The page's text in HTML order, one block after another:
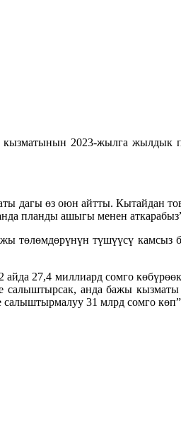
2023-жылга жылдык
дагы өз оюн айтты. Кытайдан
планды ашыгы менен
төлөмдөрүнүн түшүүсү камсыз
27,4 миллиард сомго
анда бажы
31 млрд сомго көп”,